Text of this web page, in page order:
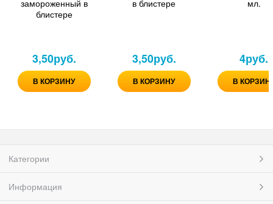
замороженный в
блистере
3,50руб.
В КОРЗИНУ
в блистере
3,50руб.
В КОРЗИНУ
мл.
4руб.
В
Категории
Информация